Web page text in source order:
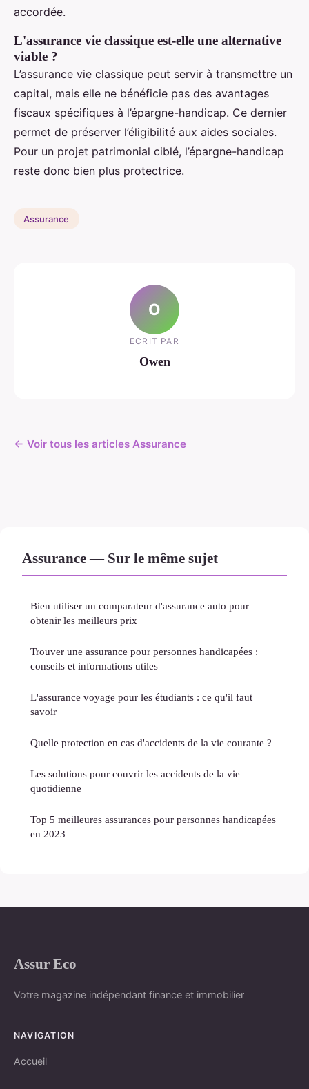
accordée.
L'assurance vie classique est-elle une alternative
viable ?
L’assurance vie classique peut servir à transmettre un
capital, mais elle ne bénéficie pas des avantages
fiscaux spécifiques à l’épargne-handicap. Ce dernier
permet de préserver l’éligibilité aux aides sociales.
Pour un projet patrimonial ciblé, l’épargne-handicap
reste donc bien plus protectrice.
Assurance
O
ECRIT PAR
Owen
← Voir tous les articles Assurance
Assurance — Sur le même sujet
Bien utiliser un comparateur d'assurance auto pour
obtenir les meilleurs prix
Trouver une assurance pour personnes handicapées :
conseils et informations utiles
L'assurance voyage pour les étudiants : ce qu'il faut
savoir
Quelle protection en cas d'accidents de la vie courante ?
Les solutions pour couvrir les accidents de la vie
quotidienne
Top 5 meilleures assurances pour personnes handicapées
en 2023
Assur Eco
Votre magazine indépendant finance et immobilier
NAVIGATION
Accueil